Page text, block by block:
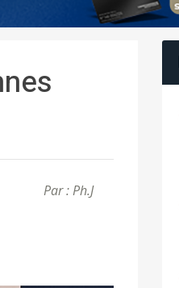
Par : Ph.J